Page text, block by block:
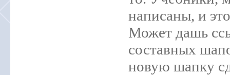
написаны, и
Может дашь
составных
новую шапку